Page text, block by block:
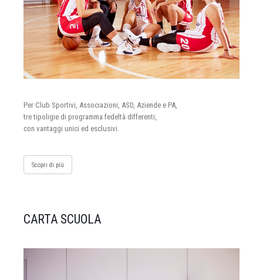
Per Club Sportivi, Associazioni, ASD, Aziende e PA,
tre tipoligie di programma fedeltà differenti,
con vantaggi unici ed esclusivi.
Scopri di più
CARTA SCUOLA